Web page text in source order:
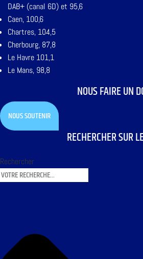
DAB+ (canal 6D) et 95,6
Caen, 100,6
Chartres, 104,5
Cherbourg, 87,8
Le Havre 101,1
Le Mans, 98,8
NOUS FAIRE UN
NOUS SOUTENIR
RECHERCHER SUR
Rechercher